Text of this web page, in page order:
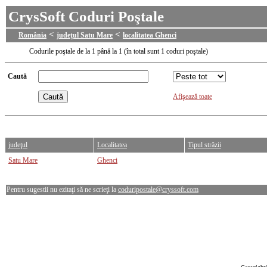
CrysSoft Coduri Poştale
România < judeţul Satu Mare < localitatea Ghenci
Codurile poştale de la 1 până la 1 (în total sunt 1 coduri poştale)
Caută
Afişează toate
judeţul Localitatea
Tipul străzii
Satu Mare
Ghenci
Pentru sugestii nu ezitaţi să ne scrieţi la coduripostale@cryssoft.com